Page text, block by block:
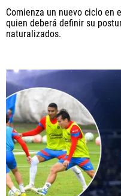
Comienza un nuevo ciclo en
quien deberá definir su
naturalizados.